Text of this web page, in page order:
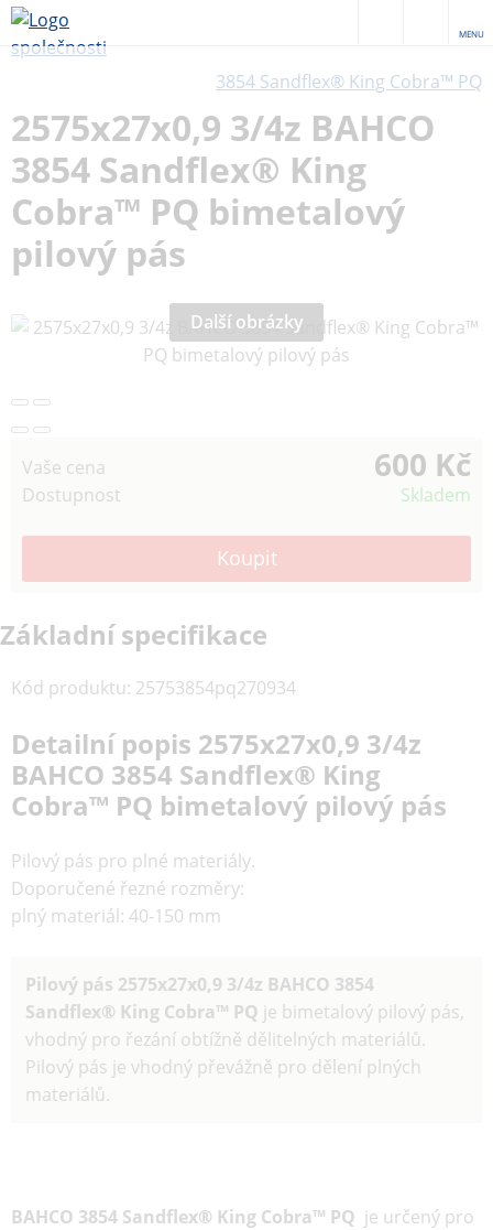
MENU
3854 Sandflex® King Cobra™ PQ
2575x27x0,9 3/4z BAHCO
3854 Sandflex® King
Cobra™ PQ bimetalový
pilový pás
Další obrázky
Vaše cena 600 Kč
Dostupnost Skladem
Základní specifikace
Kód produktu: 25753854pq270934
Detailní popis 2575x27x0,9 3/4z
BAHCO 3854 Sandflex® King
Cobra™ PQ bimetalový pilový pás
Pilový pás pro plné materiály.
Doporučené řezné rozměry:
plný materiál: 40-150 mm
Pilový pás 2575x27x0,9 3/4z BAHCO 3854
Sandflex® King Cobra™ PQ je bimetalový pilový pás,
vhodný pro řezání obtížně dělitelných materiálů.
Pilový pás je vhodný převážně pro dělení plných
materiálů.
BAHCO 3854 Sandflex® King Cobra™ PQ je určený pro